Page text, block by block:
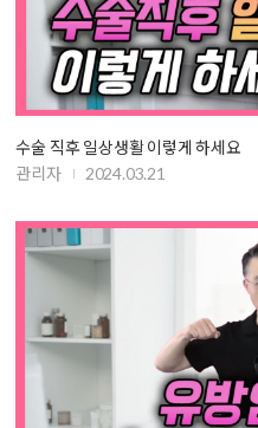
수술 직후 일상생활 이렇게 하세요
관리자
2024.03.21